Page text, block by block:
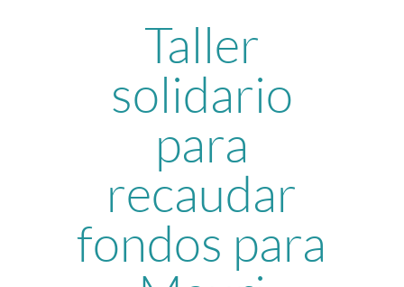
Taller
solidario
para
recaudar
fondos para